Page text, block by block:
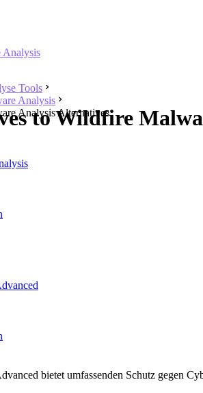
Tools
Analysis
Analysis Alternatives
to Wildfire
bietet umfassenden Schutz gegen